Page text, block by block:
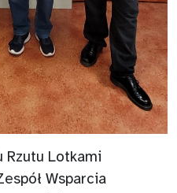
Rzutu Lotkami
Wsparcia